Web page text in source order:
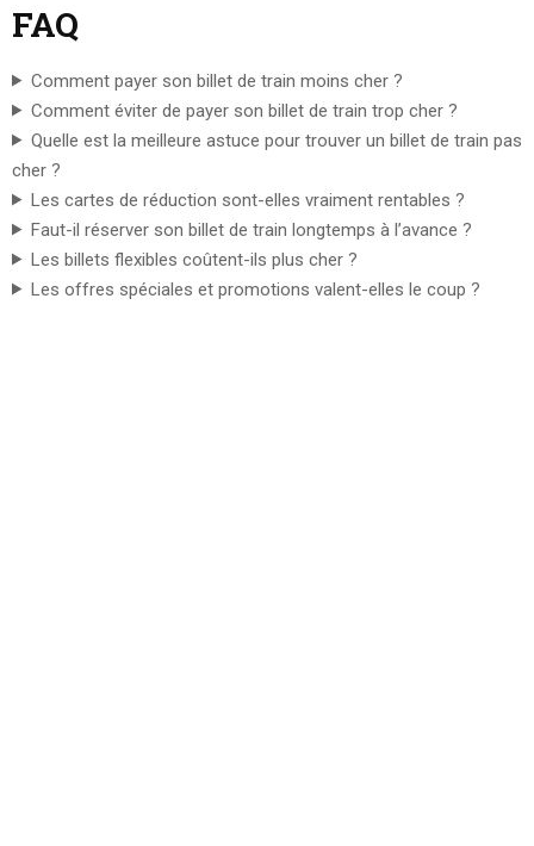
FAQ
Comment payer son billet de train moins cher ?
Comment éviter de payer son billet de train trop cher ?
Quelle est la meilleure astuce pour trouver un billet de train pas
cher ?
Les cartes de réduction sont-elles vraiment rentables ?
Faut-il réserver son billet de train longtemps à l’avance ?
Les billets flexibles coûtent-ils plus cher ?
Les offres spéciales et promotions valent-elles le coup ?